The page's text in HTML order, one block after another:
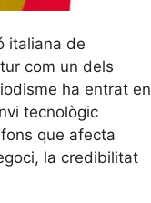
italiana de
com un dels
ha entrat en
tecnològic
que afecta
la credibilitat